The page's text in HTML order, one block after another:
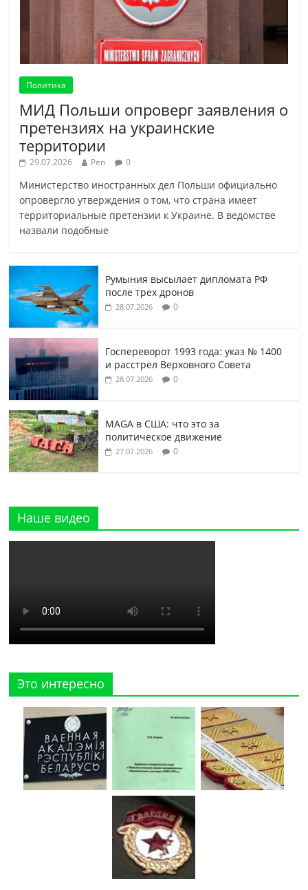
Политика
МИД Польши опроверг заявления о
претензиях на украинские
территории
29.07.2026 Pen 0
Министерство иностранных дел Польши официально
опровергло утверждения о том, что страна имеет
территориальные претензии к Украине. В ведомстве
назвали подобные
Румыния высылает дипломата РФ
после трех дронов
28.07.2026 0
Госпереворот 1993 года: указ № 1400
и расстрел Верховного Совета
28.07.2026 0
MAGA в США: что это за
политическое движение
27.07.2026 0
Наше видео
Это интересно